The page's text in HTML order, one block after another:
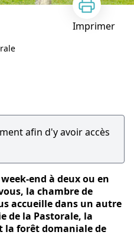
Imprimer
afin d'y avoir accès
end à deux ou en
la chambre de
accueille dans un autre
de la Pastorale, la
la forêt domaniale de